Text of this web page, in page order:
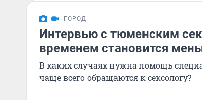
ГОРОД
Интервью с тюменским
временем становится
В каких случаях нужна помощь
чаще всего обращаются к сексологу?